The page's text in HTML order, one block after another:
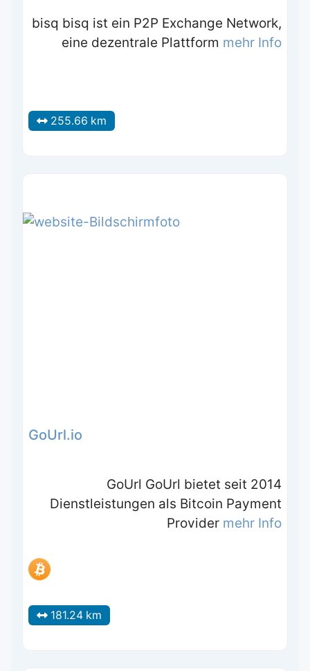
bisq bisq ist ein P2P Exchange Network,
eine dezentrale Plattform mehr Info
255.66 km
GoUrl.io
GoUrl GoUrl bietet seit 2014
Dienstleistungen als Bitcoin Payment
Provider mehr Info
181.24 km